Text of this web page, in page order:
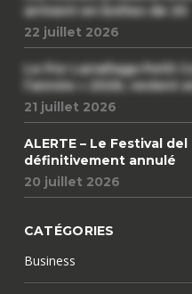
arrivent en boîtes de 20
22 juillet 2026
Le Por Larrañaga Petit
l’année » 2026, revient
21 juillet 2026
ALERTE – Le Festival
définitivement annulé
20 juillet 2026
CATÉGORIES
Business